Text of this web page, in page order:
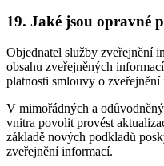
19. Jaké jsou opravné
Objednatel služby zveřejnění
obsahu zveřejněných
platnosti smlouvy o zveřejnění
V mimořádných a
vnitra povolit provést
základě nových podkladů
zveřejnění informací.